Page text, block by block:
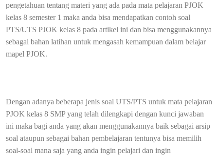
pengetahuan tentang materi yang ada pada mata pelajaran PJOK
kelas 8 semester 1 maka anda bisa mendapatkan contoh soal
PTS/UTS PJOK kelas 8 pada artikel ini dan bisa menggunakannya
sebagai bahan latihan untuk mengasah kemampuan dalam belajar
mapel PJOK.
Dengan adanya beberapa jenis soal UTS/PTS untuk mata pelajaran
PJOK kelas 8 SMP yang telah dilengkapi dengan kunci jawaban
ini maka bagi anda yang akan menggunakannya baik sebagai arsip
soal ataupun sebagai bahan pembelajaran tentunya bisa memilih
soal-soal mana saja yang anda ingin pelajari dan ingin